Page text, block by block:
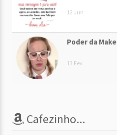
12 Jun
Poder da Make
13 Fev
Cafezinho...